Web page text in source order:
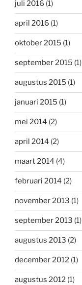
juli 2016 (1)
april 2016 (1)
oktober 2015 (1)
september 2015 (1)
augustus 2015 (1)
januari 2015 (1)
mei 2014 (2)
april 2014 (2)
maart 2014 (4)
februari 2014 (2)
november 2013 (1)
september 2013 (1)
augustus 2013 (2)
december 2012 (1)
augustus 2012 (1)